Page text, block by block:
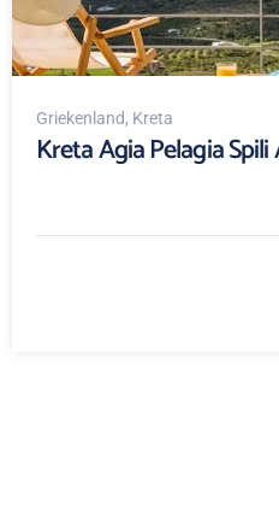
Griekenland, Kreta
Kreta Agia Pelagia